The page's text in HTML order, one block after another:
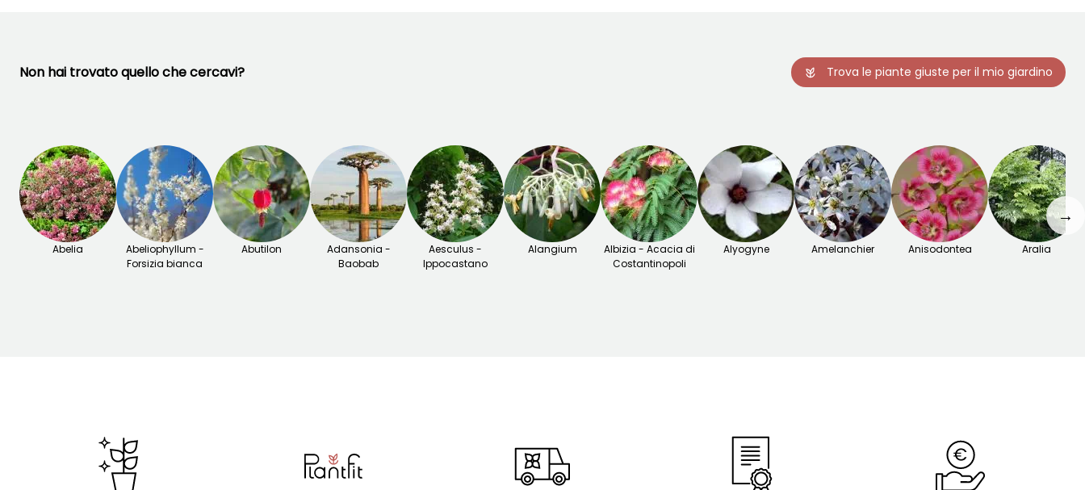
Non hai trovato quello che cercavi? Trova le piante giuste per il mio giardino
Abelia
Abeliophyllum -
Forsizia bianca
Abutilon
Adansonia -
Baobab
Aesculus -
Ippocastano
Alangium
Albizia - Acacia di
Costantinopoli
Alyogyne Amelanchier Anisodontea Aralia
→